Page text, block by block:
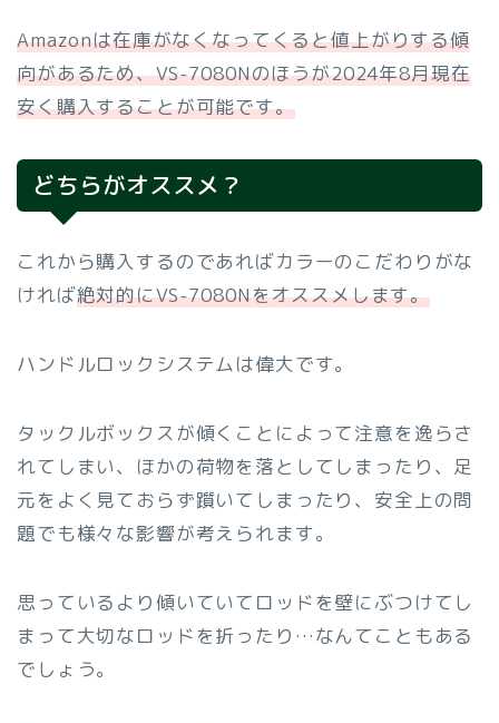
Amazonは在庫がなくなってくると値上がりする傾
向があるため、VS-7080Nのほうが2024年8月現在
安く購入することが可能です。
どちらがオススメ？
これから購入するのであればカラーのこだわりがな
ければ絶対的にVS-7080Nをオススメします。
ハンドルロックシステムは偉大です。
タックルボックスが傾くことによって注意を逸らさ
れてしまい、ほかの荷物を落としてしまったり、足
元をよく見ておらず躓いてしまったり、安全上の問
題でも様々な影響が考えられます。
思っているより傾いていてロッドを壁にぶつけてし
まって大切なロッドを折ったり…なんてこともある
でしょう。